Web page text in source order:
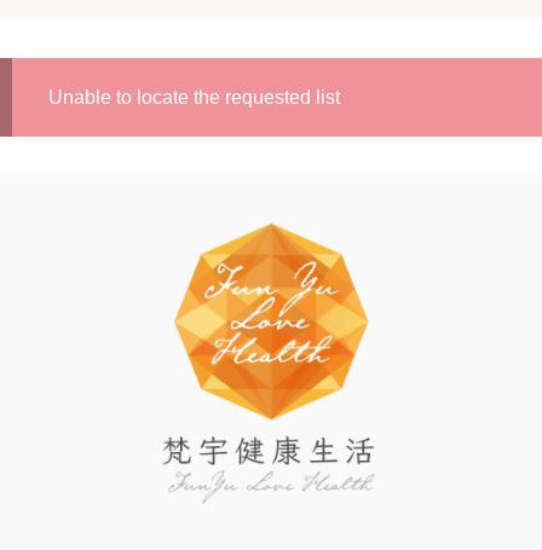
Unable to locate the requested list